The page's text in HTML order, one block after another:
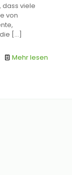
dass viele
von
[…]
Mehr lesen